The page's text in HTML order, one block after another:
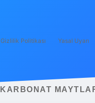
Gizlilik Politikası Yasal Uyarı
KARBONAT